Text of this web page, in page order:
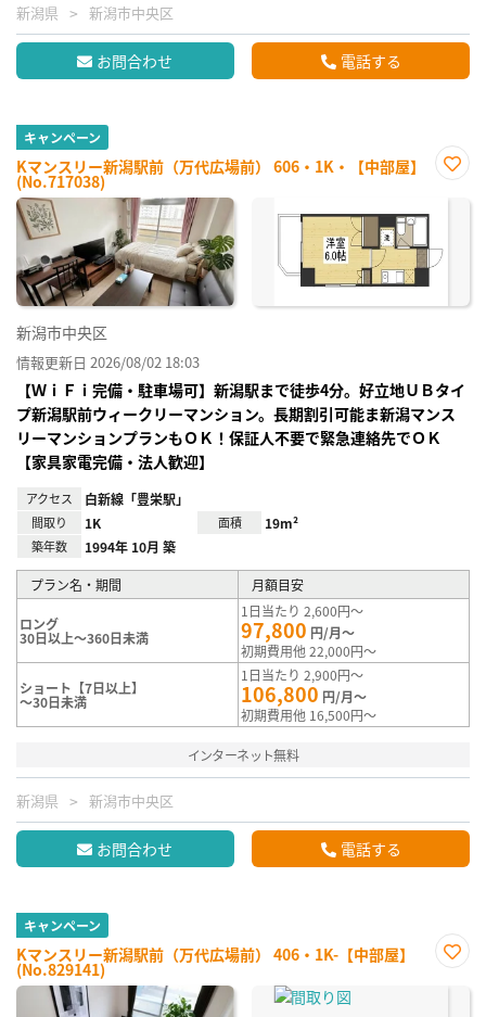
新潟県 新潟市中央区
お問合わせ 電話する
キャンペーン
Kマンスリー新潟駅前（万代広場前） 606・1K・【中部屋】
(No.717038)
に入
新潟市中央区
情報更新日 2026/08/02 18:03
【ＷｉＦｉ完備・駐車場可】新潟駅まで徒歩4分。好立地ＵＢタイ
プ新潟駅前ウィークリーマンション。長期割引可能ま新潟マンス
リーマンションプランもＯＫ！保証人不要で緊急連絡先でＯＫ
【家具家電完備・法人歓迎】
アクセス 白新線「豊栄駅」
間取り 1K 面積 19m²
築年数 1994年 10月 築
プラン名・期間 月額目安
ロング
30日以上～360日未満
1日当たり 2,600円～
97,800 円/月～
初期費用他 22,000円～
ショート【7日以上】
～30日未満
1日当たり 2,900円～
106,800 円/月～
初期費用他 16,500円～
インターネット無料
新潟県 新潟市中央区
お問合わせ 電話する
キャンペーン
Kマンスリー新潟駅前（万代広場前） 406・1K-【中部屋】
(No.829141)
に入